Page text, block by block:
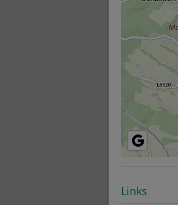
Links